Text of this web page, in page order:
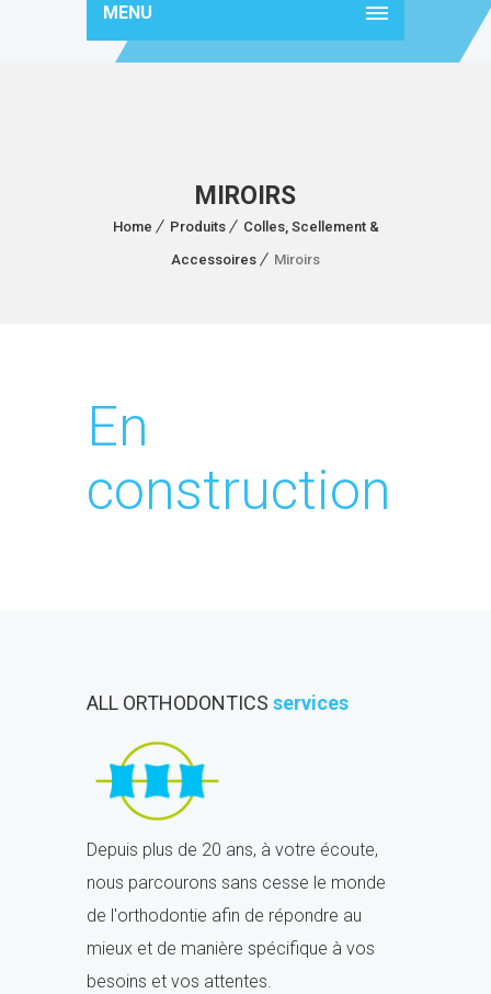
MENU
MIROIRS
Home Produits
Colles, Scellement &
Accessoires
Miroirs
En
construction
ALL ORTHODONTICS services
Depuis plus de 20 ans, à votre écoute,
nous parcourons sans cesse le monde
de l'orthodontie afin de répondre au
mieux et de manière spécifique à vos
besoins et vos attentes.